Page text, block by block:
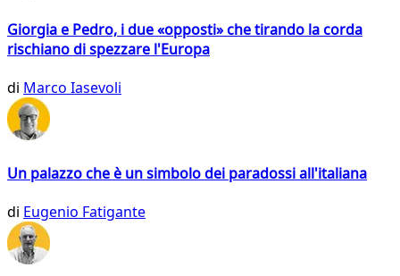
Giorgia e Pedro, i due «opposti» che tirando la corda
rischiano di spezzare l'Europa
di Marco Iasevoli
Un palazzo che è un simbolo dei paradossi all'italiana
di Eugenio Fatigante